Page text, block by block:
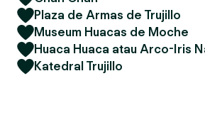
Plaza de Armas de Trujillo
Museum Huacas de Moche
Huaca Huaca atau Arco-Iris
Katedral Trujillo